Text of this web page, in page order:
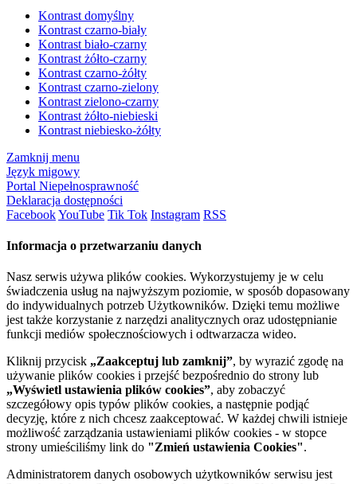
Kontrast domyślny
Kontrast czarno-biały
Kontrast biało-czarny
Kontrast żółto-czarny
Kontrast czarno-żółty
Kontrast czarno-zielony
Kontrast zielono-czarny
Kontrast żółto-niebieski
Kontrast niebiesko-żółty
Zamknij menu
Język migowy
Portal Niepełnosprawność
Deklaracja dostępności
FacebookYouTube Tik Tok Instagram RSS
Informacja o przetwarzaniu danych
Nasz serwis używa plików cookies. Wykorzystujemy je w celu
świadczenia usług na najwyższym poziomie, w sposób dopasowany
do indywidualnych potrzeb Użytkowników. Dzięki temu możliwe
jest także korzystanie z narzędzi analitycznych oraz udostępnianie
funkcji mediów społecznościowych i odtwarzacza wideo.
Kliknij przycisk „Zaakceptuj lub zamknij”, by wyrazić zgodę na
używanie plików cookies i przejść bezpośrednio do strony lub
„Wyświetl ustawienia plików cookies”, aby zobaczyć
szczegółowy opis typów plików cookies, a następnie podjąć
decyzję, które z nich chcesz zaakceptować. W każdej chwili istnieje
możliwość zarządzania ustawieniami plików cookies - w stopce
strony umieściliśmy link do "Zmień ustawienia Cookies".
Administratorem danych osobowych użytkowników serwisu jest